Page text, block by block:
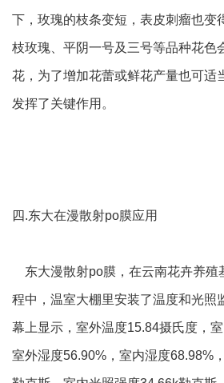
下，玫瑰的枝条变短，表皮刺瘤也变
枝玫瑰、平阴一号及三号等品种花色
花，为了增加花蕾或鲜花产量也可适
发挥了关键作用。
四.东大在漫散射po膜应用
东大漫散射po膜，在云南花卉养殖
程中，温室大棚里安装了温度和光照
幕上显示，室外温度15.84摄氏度，
室外湿度56.90%，室内湿度68.98%